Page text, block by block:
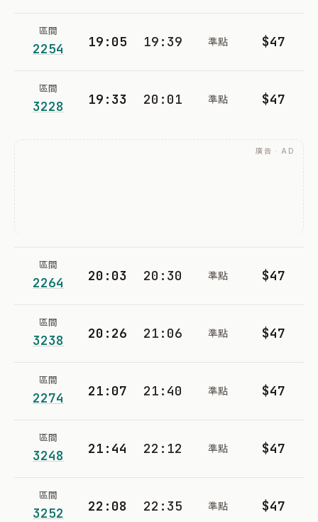
區間
2254 19:05 19:39 準點 $47
區間
3228 19:33 20:01 準點 $47
廣告 · AD
區間
2264 20:03 20:30 準點 $47
區間
3238 20:26 21:06 準點 $47
區間
2274 21:07 21:40 準點 $47
區間
3248 21:44 22:12 準點 $47
區間
3252 22:08 22:35 準點 $47